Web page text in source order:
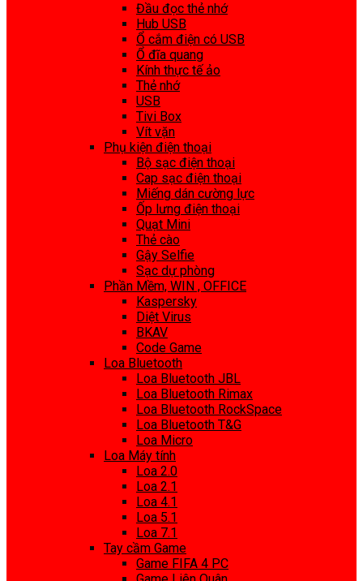
Đầu đọc thẻ nhớ
Hub USB
Ổ cắm điện có USB
Ổ đĩa quang
Kính thực tế ảo
Thẻ nhớ
USB
Tivi Box
Vít vặn
Phụ kiện điện thoại
Bộ sạc điện thoại
Cap sạc điện thoại
Miếng dán cường lực
Ốp lưng điện thoại
Quạt Mini
Thẻ cào
Gậy Selfie
Sạc dự phòng
Phần Mềm, WIN , OFFICE
Kaspersky
Diệt Virus
BKAV
Code Game
Loa Bluetooth
Loa Bluetooth JBL
Loa Bluetooth Rimax
Loa Bluetooth RockSpace
Loa Bluetooth T&G
Loa Micro
Loa Máy tính
Loa 2.0
Loa 2.1
Loa 4.1
Loa 5.1
Loa 7.1
Tay cầm Game
Game FIFA 4 PC